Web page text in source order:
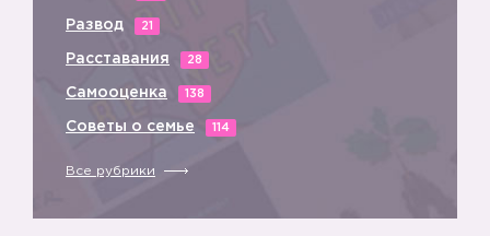
Развод 21
Расставания 28
Самооценка 138
Советы о семье 114
Все рубрики